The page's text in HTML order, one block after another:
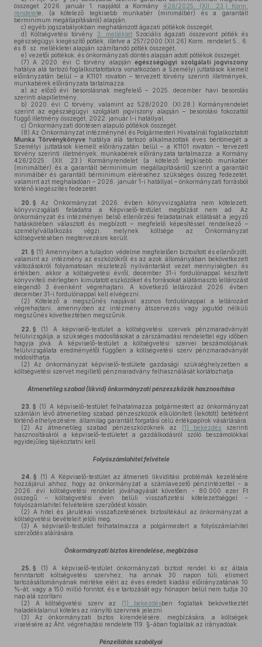
összeget 2026. január 1. napjától a Kormány 426/2025. (XII. 23.) Korm.
rendelete, (a kötelező legkisebb munkabér (minimálbér) és a garantált
bérminimum megállapításáról) alapján,
c) egyéb jogszabályokban meghatározott ágazati pótlékok összegét,
d) Költségvetési törvény 3. mellékletSzociális ágazati összevont pótlék és
egészségügyi kiegészítő pótlék, illetve a 257/2000.(XII.26) Korm. rendelet 5., 6.
és 8. sz. mellékletei alapján számítandó pótlék összegét,
e) vezetői pótlékok, és önkormányzati döntés alapján adott pótlékok összegét.
(7) A 2020. évi C törvény alapjánegészségügyi szolgálati jogviszony
hatálya alá tartozó foglalkoztatottakra vonatkozóan a Személyi juttatások kiemelt
előirányzatán belül – a K1101 rovaton – tervezett törvény szerinti illetmények,
munkabérek előirányzata tartalmazza:
a) az előző évi besorolásnak megfelelő – 2025. december havi besorolás
szerinti alapilletmény,
b) 2020. évi C törvény, valamint az 528/2020. (XI.28.) Kormányrendelet
szerint az egészségügyi szolgálati jogviszony alapján – besorolási fokozattól
függő illetmény összegét, 2022. január l-i hatállyal,
c) Önkormányzati döntésen alapuló pótlékok összegét.
(8) Az Önkormányzat intézménynél és Polgármesteri Hivatalnál foglalkoztatott
Munka Törvénykönyve hatálya alá tartozó alkalmazottak éves bértömegét a
Személyi juttatások kiemelt előirányzatán belül – a K1101 rovaton – tervezett
törvény szerinti illetmények, munkabérek előirányzata tartalmazza: a Kormány
426/2025. (XII. 23.) Kormányrendelet (a kötelező legkisebb munkabér
(minimálbér) és a garantált bérminimum megállapításáról) szerint a garantált
minimálbér és garantált bérminimum eléréséhez szükséges összeg fedezetét,
valamint azt meghaladóan – 2026. január 1-i hatállyal – önkormányzati forrásból
történő kiegészítés fedezetét.
20. § Az Önkormányzat 2026. évben könyvvizsgálatra nem kötelezett,
könyvvizsgálati feladatra a Képviselő-testület megbízást nem ad. Az
önkormányzat és intézményei belső ellenőrzési feladatainak ellátását a jegyző
hatáskörében választott és megbízott – megfelelő képesítéssel rendelkező –
személy/vállalkozás végzi, melynek költsége az Önkormányzat
költségvetésében megtervezésre került.
21. § (1) Amennyiben a tulajdon védelme megfelelően biztosított és ellenőrzött,
valamint az intézmény az eszközökről és az azok állományában bekövetkezett
változásokról folyamatosan részletező nyilvántartást vezet mennyiségben és
értékben, akkor a költségvetési évről, december 31-i fordulónappal készített
könyvviteli mérlegben kimutatott eszközöket és forrásokat alátámasztó leltározást
elegendő 3 évenként végrehajtani. A következő leltározást 2026. évben
december 31-i fordulónappal kell elvégezni.
(2) Kötelező a megszűnés napjával azonos fordulónappal a leltározást
végrehajtani, amennyiben az intézmény átszervezés vagy jogutód nélküli
megszűnés következtében megszűnik.
22. § (1)
A képviselő-testület a költségvetési szervek pénzmaradványát
felülvizsgálja, a szükséges módosításokat a zárszámadási rendelettel egy időben
hagyja jóvá. A képviselő-testület a költségvetési szervei beszámolójának
felülvizsgálata eredményétől függően a költségvetési szerv pénzmaradványát
módosíthatja.
(2) Az önkormányzat képviselő-testülete gazdasági szükséghelyzetben a
költségvetési szervet megillető pénzmaradvány felhasználását korlátozhatja.
Átmenetileg szabad (likvid) önkormányzati pénzeszközök hasznosítása
23. § (1) A képviselő-testület felhatalmazza polgármestert az önkormányzat
számláin lévő átmenetileg szabad pénzeszközök elkülönített (lekötött) betétként
történő elhelyezésére, államilag garantált forgatási célú értékpapírok vásárlására.
(2) Az átmenetileg szabad pénzeszközöknek az (1) bekezdés szerinti
hasznosításáról a képviselő-testületet a gazdálkodásról szóló beszámolókkal
egyidejűleg tájékoztatni kell.
Folyószámlahitel felvétele
24. § (1) A Képviselő-testület az átmeneti likviditási problémák kezelésére
hozzájárul ahhoz, hogy az önkormányzat a számlavezető pénzintézettel - a
2026. évi költségvetési rendelet jóváhagyását követően - 80.000 ezer Ft
összegű – költségvetési éven belüli visszafizetési kötelezettséggel -
folyószámlahitel felvételére szerződést kössön.
(2) A hitel és járulékai visszafizetésének biztosítékául az önkormányzat a
költségvetési bevételeit jelöli meg.
(3) A képviselő-testület felhatalmazza a polgármestert a folyószámlahitel
szerződés aláírására.
Önkormányzati biztos kirendelése, megbízása
25. § (1) A képviselő-testület önkormányzati biztost rendel ki az általa
fenntartott költségvetési szervhez, ha annak 30 napon túli, elismert
tartozásállományának mértéke eléri az éves eredeti kiadási előirányzatának 10
%-át, vagy a 150 millió forintot, és e tartozását egy hónapon belül nem tudja 30
nap alá szorítani.
(2) A költségvetési szerv az (1) bekezdésben foglaltak bekövetkeztét
haladéktalanul köteles az irányító szervnek jelezni.
(3) Az önkormányzati biztos kirendelésére, megbízására, a költségek
viselésére az Áht. végrehajtási rendelete 119. §-ában foglaltak az irányadóak.
Pénzellátás szabályai